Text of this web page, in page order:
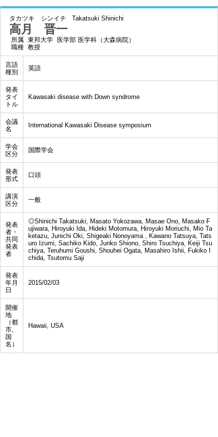
タカツキ シンイチ Takatsuki Shinichi
高月 晋一
所属 東邦大学 医学部 医学科（大森病院）
職種 教授
言語
種別
英語
発表
タイ
トル
Kawasaki disease with Down syndrome
会議
名
International Kawasaki Disease symposium
学会
区分
国際学会
発表
形式
口頭
講演
区分
一般
発表
者・
共同
発表
者
◎Shinichi Takatsuki, Masato Yokozawa, Masae Ono, Masako F
ujiwara, Hiroyuki Ida, Hideki Motomura, Hiroyuki Moriuchi, Mio Ta
ketazu, Junichi Oki, Shigeaki Nonoyama , Kawano Tatsuya, Tats
uro Izumi, Sachiko Kido, Junko Shiono, Shiro Tsuchiya, Keiji Tsu
chiya, Teruhumi Goushi, Shouhei Ogata, Masahiro Ishii, Fukiko I
chida, Tsutomu Saji
発表
年月
日
2015/02/03
開催
地
（都
市,
国
名）
Hawaii, USA